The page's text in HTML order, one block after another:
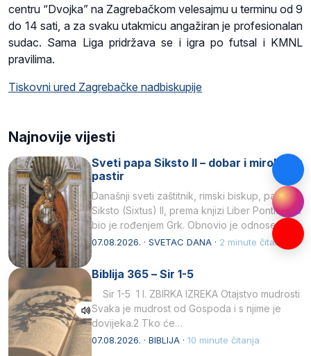
centru “Dvojka” na Zagrebačkom velesajmu u terminu od 9
do 14 sati, a za svaku utakmicu angažiran je profesionalan
sudac. Sama Liga pridržava se i igra po futsal i KMNL
pravilima.
Tiskovni ured Zagrebačke nadbiskupije
Najnovije vijesti
Sveti papa Siksto II – dobar i miroljubiv
pastir
Današnji sveti zaštitnik, rimski biskup, papa
Siksto (Sixtus) II, prema knjizi Liber Pontificalis
bio je rođenjem Grk. Obnovio je odnose s
afričkim…
07.08.2026. · SVETAC DANA · 2 minute čitanja
Biblija 365 – Sir 1-5
Sir 1-5 1 I. ZBIRKA IZREKA Otajstvo mudrosti
Svaka je mudrost od Gospoda i s njime je
dovijeka.2 Tko će…
07.08.2026. · BIBLIJA · 10 minute čitanja